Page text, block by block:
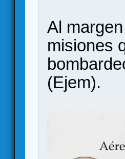
Al
misiones
(Ejem).